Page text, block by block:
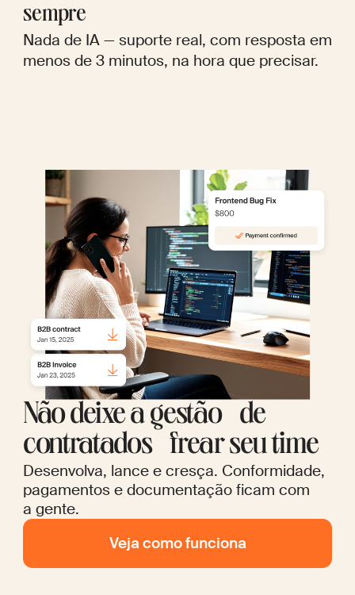
sempre
Nada de IA — suporte real, com resposta em
menos de 3 minutos, na hora que precisar.
Não deixe a gestão de
contratados frear seu time
Desenvolva, lance e cresça. Conformidade,
pagamentos e documentação ficam com
a gente.
Veja como funciona